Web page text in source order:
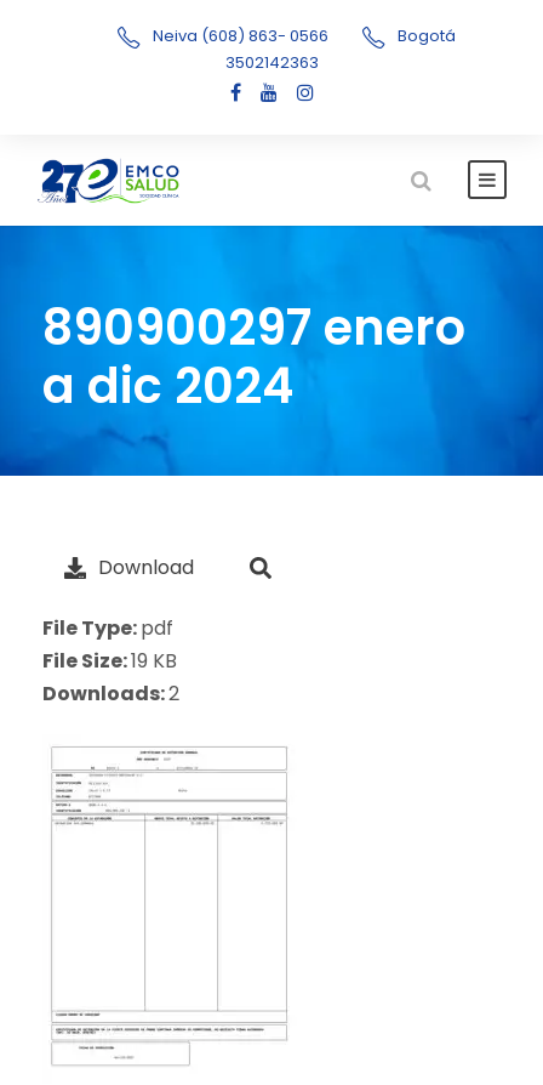
Neiva (608) 863- 0566
Bogotá
3502142363
890900297 enero
a dic 2024
Download
File Type:pdf
File Size:19 KB
Downloads:2